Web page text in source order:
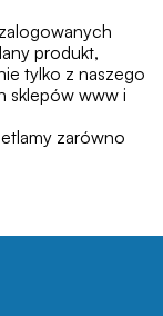
produkt,
tylko z naszego
sklepów www i
zarówno